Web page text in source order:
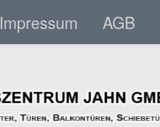
Impressum AGB